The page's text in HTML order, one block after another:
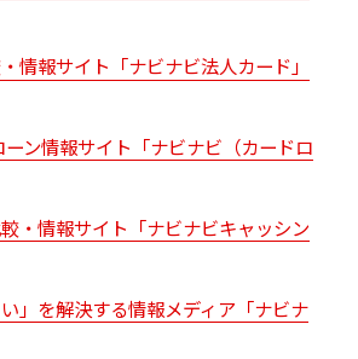
情報サイト「ナビナビ法人カード」
ン情報サイト「ナビナビ（カードロ
・情報サイト「ナビナビキャッシン
」を解決する情報メディア「ナビナ